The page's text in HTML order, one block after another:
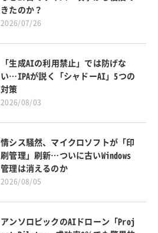
きたのか？
2026/07/26
「生成AIの利用禁止」では防げな
い…IPAが説く「シャドーAI」5つの
対策
2026/08/03
情シス騒然、マイクロソフトが「印
刷管理」刷新…ついに古いWindows
管理は消えるのか
2026/08/05
アンソロピックのAIドローン「Proj